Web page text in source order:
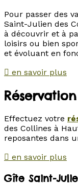
Pour passer des
Saint-Julien des
à découvrir et à
loisirs ou bien
et évoluant en
en savoir plus
Réservation
Effectuez votre
des Collines à
reposantes dans
en savoir plus
Gîte Saint-